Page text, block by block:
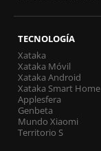
TECNOLOGÍA
Xataka
Xataka Móvil
Xataka Android
Xataka Smart Home
Applesfera
Genbeta
Mundo Xiaomi
Territorio S